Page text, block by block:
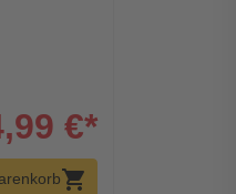
€*
Menge
shopping_cart